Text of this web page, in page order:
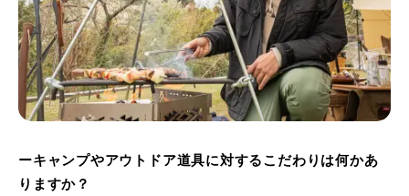
ーキャンプやアウトドア道具に対するこだわりは何かあ
りますか？